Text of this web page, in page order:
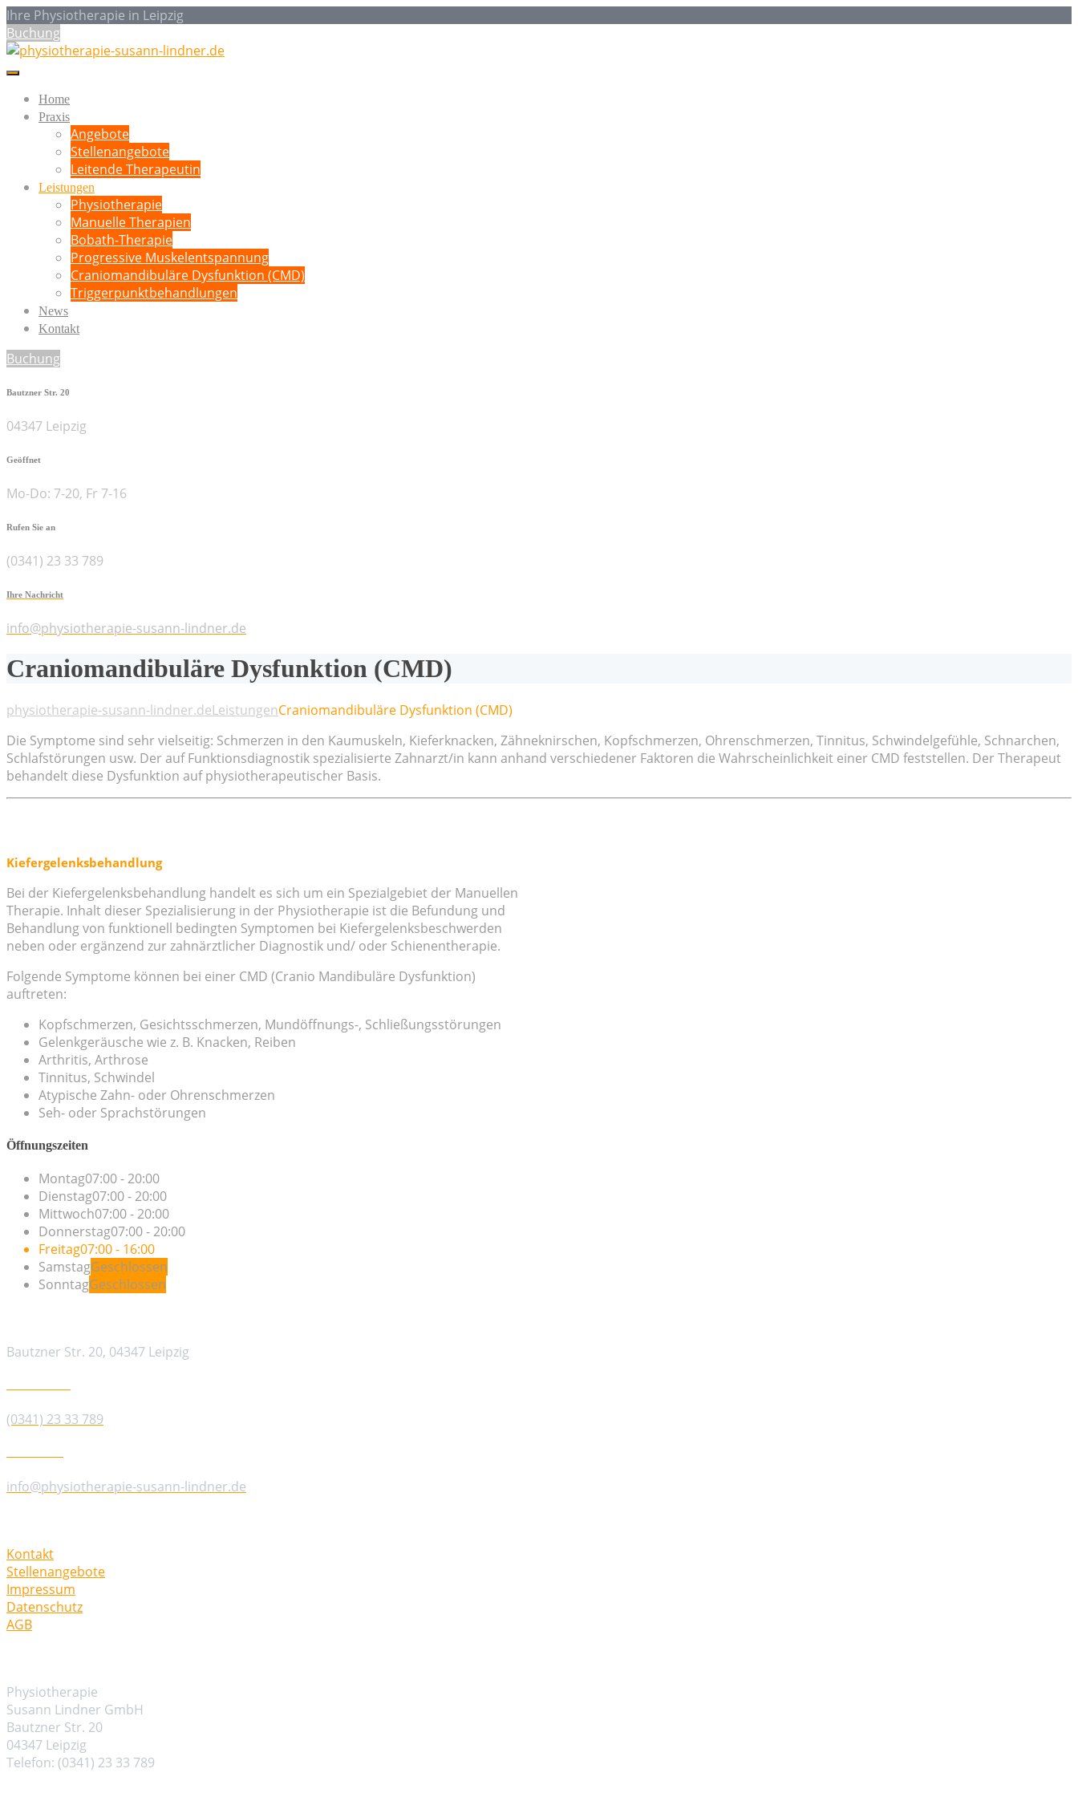
Ihre Physiotherapie in Leipzig
Buchung
Home
Praxis
Angebote
Stellenangebote
Leitende Therapeutin
Leistungen
Physiotherapie
Manuelle Therapien
Bobath-Therapie
Progressive Muskelentspannung
Craniomandibuläre Dysfunktion (CMD)
Triggerpunktbehandlungen
News
Kontakt
Buchung
Bautzner Str. 20
04347 Leipzig
Geöffnet
Mo-Do: 7-20, Fr 7-16
Rufen Sie an
(0341) 23 33 789
Ihre Nachricht
info@physiotherapie-susann-lindner.de
Craniomandibuläre Dysfunktion (CMD)
physiotherapie-susann-lindner.deLeistungenCraniomandibuläre Dysfunktion (CMD)
Die Symptome sind sehr vielseitig: Schmerzen in den Kaumuskeln, Kieferknacken, Zähneknirschen, Kopfschmerzen, Ohrenschmerzen, Tinnitus, Schwindelgefühle, Schnarchen,
Schlafstörungen usw. Der auf Funktionsdiagnostik spezialisierte Zahnarzt/in kann anhand verschiedener Faktoren die Wahrscheinlichkeit einer CMD feststellen. Der Therapeut
behandelt diese Dysfunktion auf physiotherapeutischer Basis.
Kiefergelenksbehandlung
Bei der Kiefergelenksbehandlung handelt es sich um ein Spezialgebiet der Manuellen
Therapie. Inhalt dieser Spezialisierung in der Physiotherapie ist die Befundung und
Behandlung von funktionell bedingten Symptomen bei Kiefergelenksbeschwerden
neben oder ergänzend zur zahnärztlicher Diagnostik und/ oder Schienentherapie.
Folgende Symptome können bei einer CMD (Cranio Mandibuläre Dysfunktion)
auftreten:
Kopfschmerzen, Gesichtsschmerzen, Mundöffnungs-, Schließungsstörungen
Gelenkgeräusche wie z. B. Knacken, Reiben
Arthritis, Arthrose
Tinnitus, Schwindel
Atypische Zahn- oder Ohrenschmerzen
Seh- oder Sprachstörungen
Öffnungszeiten
Montag07:00 - 20:00
Dienstag07:00 - 20:00
Mittwoch07:00 - 20:00
Donnerstag07:00 - 20:00
Freitag07:00 - 16:00
SamstagGeschlossen
SonntagGeschlossen
Bautzner Str. 20, 04347 Leipzig
(0341) 23 33 789
info@physiotherapie-susann-lindner.de
Kontakt
Stellenangebote
Impressum
Datenschutz
AGB
Physiotherapie
Susann Lindner GmbH
Bautzner Str. 20
04347 Leipzig
Telefon: (0341) 23 33 789